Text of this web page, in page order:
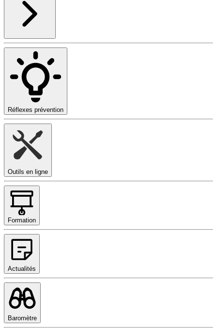
Réflexes prévention
Outils en ligne
Formation
Actualités
Baromètre